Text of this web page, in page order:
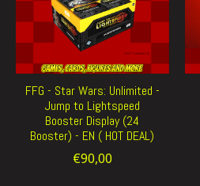
FFG - Star Wars: Unlimited -
Jump to Lightspeed
Booster Display (24
Booster) - EN ( HOT DEAL)
€90,00